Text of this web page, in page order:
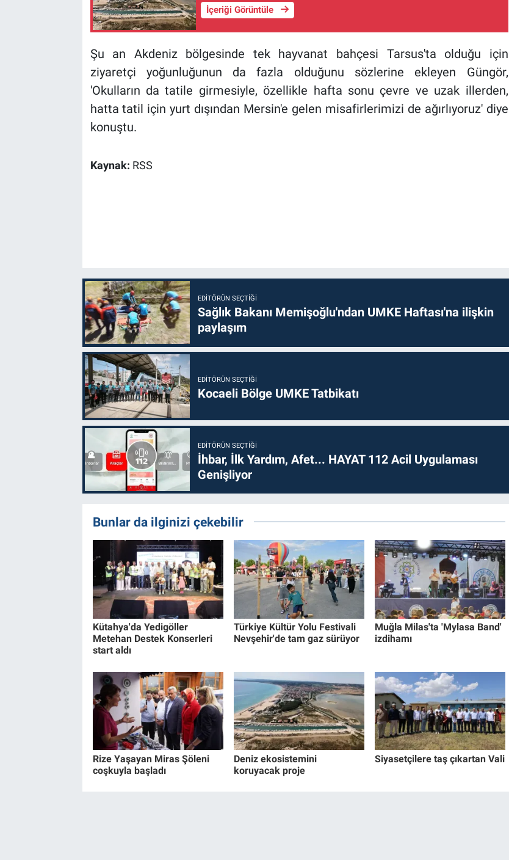
İçeriği Görüntüle
Şu an Akdeniz bölgesinde tek hayvanat bahçesi Tarsus'ta olduğu için
ziyaretçi yoğunluğunun da fazla olduğunu sözlerine ekleyen Güngör,
'Okulların da tatile girmesiyle, özellikle hafta sonu çevre ve uzak illerden,
hatta tatil için yurt dışından Mersin'e gelen misafirlerimizi de ağırlıyoruz' diye
konuştu.
Kaynak: RSS
EDITÖRÜN SEÇTIĞI
Sağlık Bakanı Memişoğlu'ndan UMKE Haftası'na ilişkin
paylaşım
EDITÖRÜN SEÇTIĞI
Kocaeli Bölge UMKE Tatbikatı
EDITÖRÜN SEÇTIĞI
İhbar, İlk Yardım, Afet... HAYAT 112 Acil Uygulaması
Genişliyor
Bunlar da ilginizi çekebilir
Kütahya'da Yedigöller
Metehan Destek Konserleri
start aldı
Türkiye Kültür Yolu Festivali
Nevşehir'de tam gaz sürüyor
Muğla Milas'ta 'Mylasa Band'
izdihamı
Rize Yaşayan Miras Şöleni
coşkuyla başladı
Deniz ekosistemini
koruyacak proje
Siyasetçilere taş çıkartan Vali